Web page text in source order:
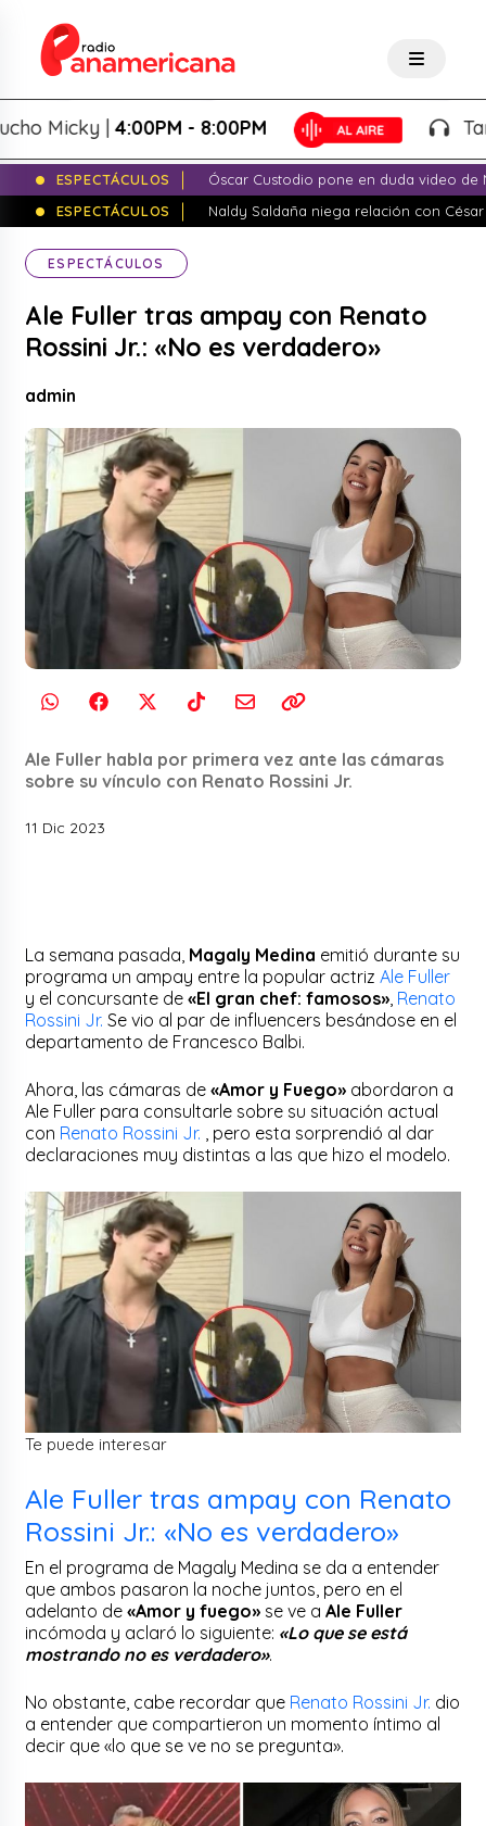
|4:00PM - 8:00PM Tardeo
ESPECTÁCULOS
Óscar Custodio pone en duda video de
ESPECTÁCULOS
Naldy Saldaña niega relación con
ESPECTÁCULOS
Ale Fuller tras ampay con Renato
Rossini Jr.: «No es verdadero»
admin
Ale Fuller habla por primera vez ante las cámaras
sobre su vínculo con Renato Rossini Jr.
11 Dic 2023
La semana pasada, Magaly Medina emitió durante su
programa un ampay entre la popular actrizAle Fuller
y el concursante de«El gran chef: famosos» Renato
Rossini Jr.Se vio al par de influencers besándose en el
departamento de Francesco Balbi.
Ahora, las cámaras de«Amor y Fuego» abordaron a
Ale Fuller para consultarle sobre su situación actual
con Renato Rossini Jr. , pero esta sorprendió al dar
declaraciones muy distintas a las que hizo el modelo.
Te puede interesar
Ale Fuller tras ampay con Renato
Rossini Jr.: «No es verdadero»
En el programa de Magaly Medina se da a entender
que ambos pasaron la noche juntos, pero en el
adelanto de«Amor y fuego» se ve aAle Fuller
incómoda y aclaró lo siguiente: «Lo que se está
mostrando no es verdadero».
No obstante, cabe recordar que Renato Rossini Jr. dio
a entender que compartieron un momento íntimo al
decir que «lo que se ve no se pregunta».